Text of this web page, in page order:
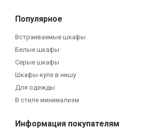
Популярное
Встраиваемые шкафы
Белые шкафы
Серые шкафы
Шкафы-купе в нишу
Для одежды
В стиле минимализм
Информация покупателям